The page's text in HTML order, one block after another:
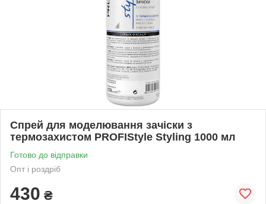
Спрей для моделювання зачіски з
термозахистом PROFIStyle Styling 1000 мл
Готово до відправки
Опт і роздріб
430 ₴